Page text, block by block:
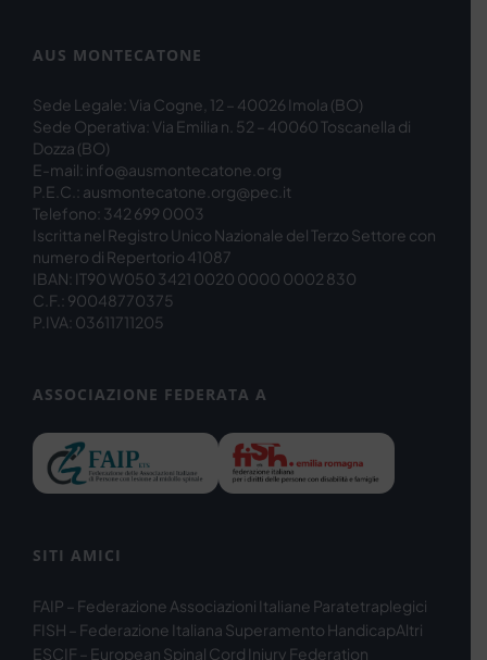
AUS MONTECATONE
Sede Legale: Via Cogne, 12 – 40026 Imola (BO)
Sede Operativa: Via Emilia n. 52 – 40060 Toscanella di
Dozza (BO)
E-mail: info@ausmontecatone.org
P.E.C.: ausmontecatone.org@pec.it
Telefono: 342 699 0003
Iscritta nel Registro Unico Nazionale del Terzo Settore con
numero di Repertorio 41087
IBAN: IT90 W050 3421 0020 0000 0002 830
C.F.: 90048770375
P.IVA: 03611711205
ASSOCIAZIONE FEDERATA A
SITI AMICI
FAIP – Federazione Associazioni Italiane Paratetraplegici
FISH – Federazione Italiana Superamento HandicapAltri
ESCIF – European Spinal Cord Injury Federation